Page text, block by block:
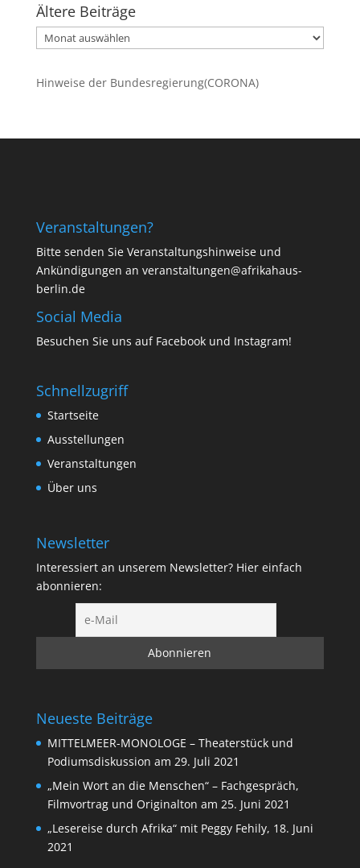
Ältere Beiträge
Ältere
Beiträge
Hinweise der Bundesregierung(CORONA)
Veranstaltungen?
Bitte senden Sie Veranstaltungshinweise und
Ankündigungen an veranstaltungen@afrikahaus-
berlin.de
Social Media
Besuchen Sie uns auf Facebookund Instagram!
Schnellzugriff
Startseite
Ausstellungen
Veranstaltungen
Über uns
Newsletter
Interessiert an unserem Newsletter? Hier einfach
abonnieren:
Neueste Beiträge
MITTELMEER-MONOLOGE – Theaterstück und
Podiumsdiskussion am 29. Juli 2021
„Mein Wort an die Menschen“ – Fachgespräch,
Filmvortrag und Originalton am 25. Juni 2021
„Lesereise durch Afrika“ mit Peggy Fehily, 18. Juni
2021